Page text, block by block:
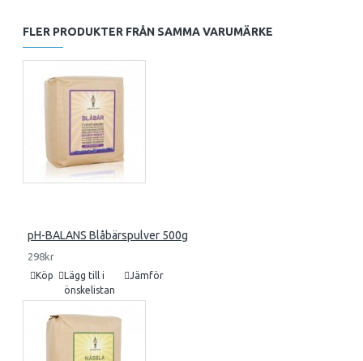
FLER PRODUKTER FRÅN SAMMA VARUMÄRKE
pH-BALANS Blåbärspulver 500g
298kr
Köp
Lägg till i
önskelistan
Jämför